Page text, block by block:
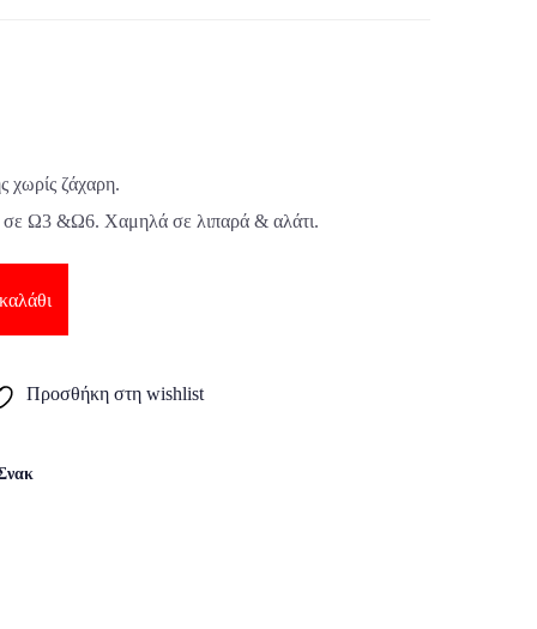
χωρίς ζάχαρη.
σε Ω3 &Ω6. Χαμηλά σε λιπαρά & αλάτι.
Προσθήκη στη wishlist